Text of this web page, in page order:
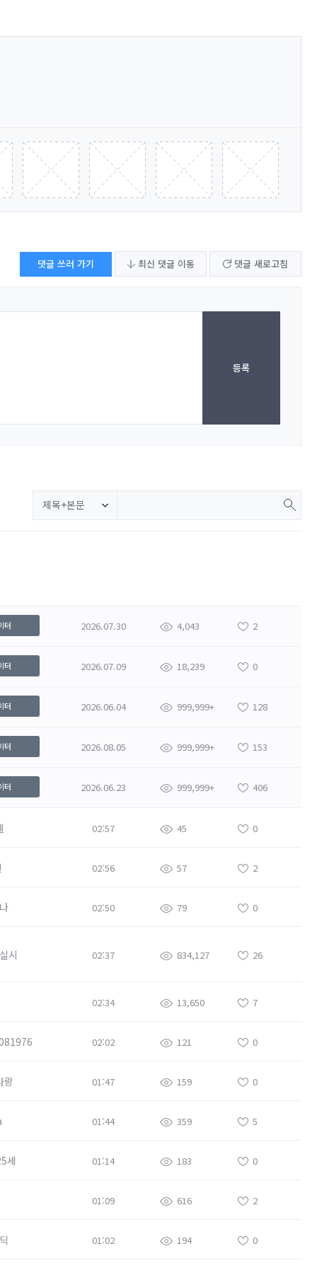
댓글 쓰러 가기 최신 댓글 이동 댓글 새로고침
등록
제목+본문
터 2026.07.30 4,043 2
터 2026.07.09 18,239 0
터 2026.06.04 999,999+ 128
터 2026.08.05 999,999+ 153
터 2026.06.23 999,999+ 406
02:57 45 0
02:56 57 2
02:50 79 0
시 02:37 834,127 26
02:34 13,650 7
02:02 121 0
랑 01:47 159 0
01:44 359 5
세 01:14 183 0
01:09 616 2
01:02 194 0